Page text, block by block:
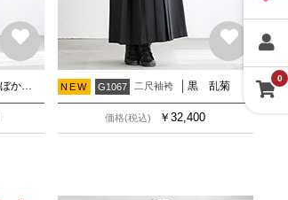
水色ぼかし 乱菊 NEW G1067 二尺袖袴 黒 乱菊
価格(税込) ￥32,400
0